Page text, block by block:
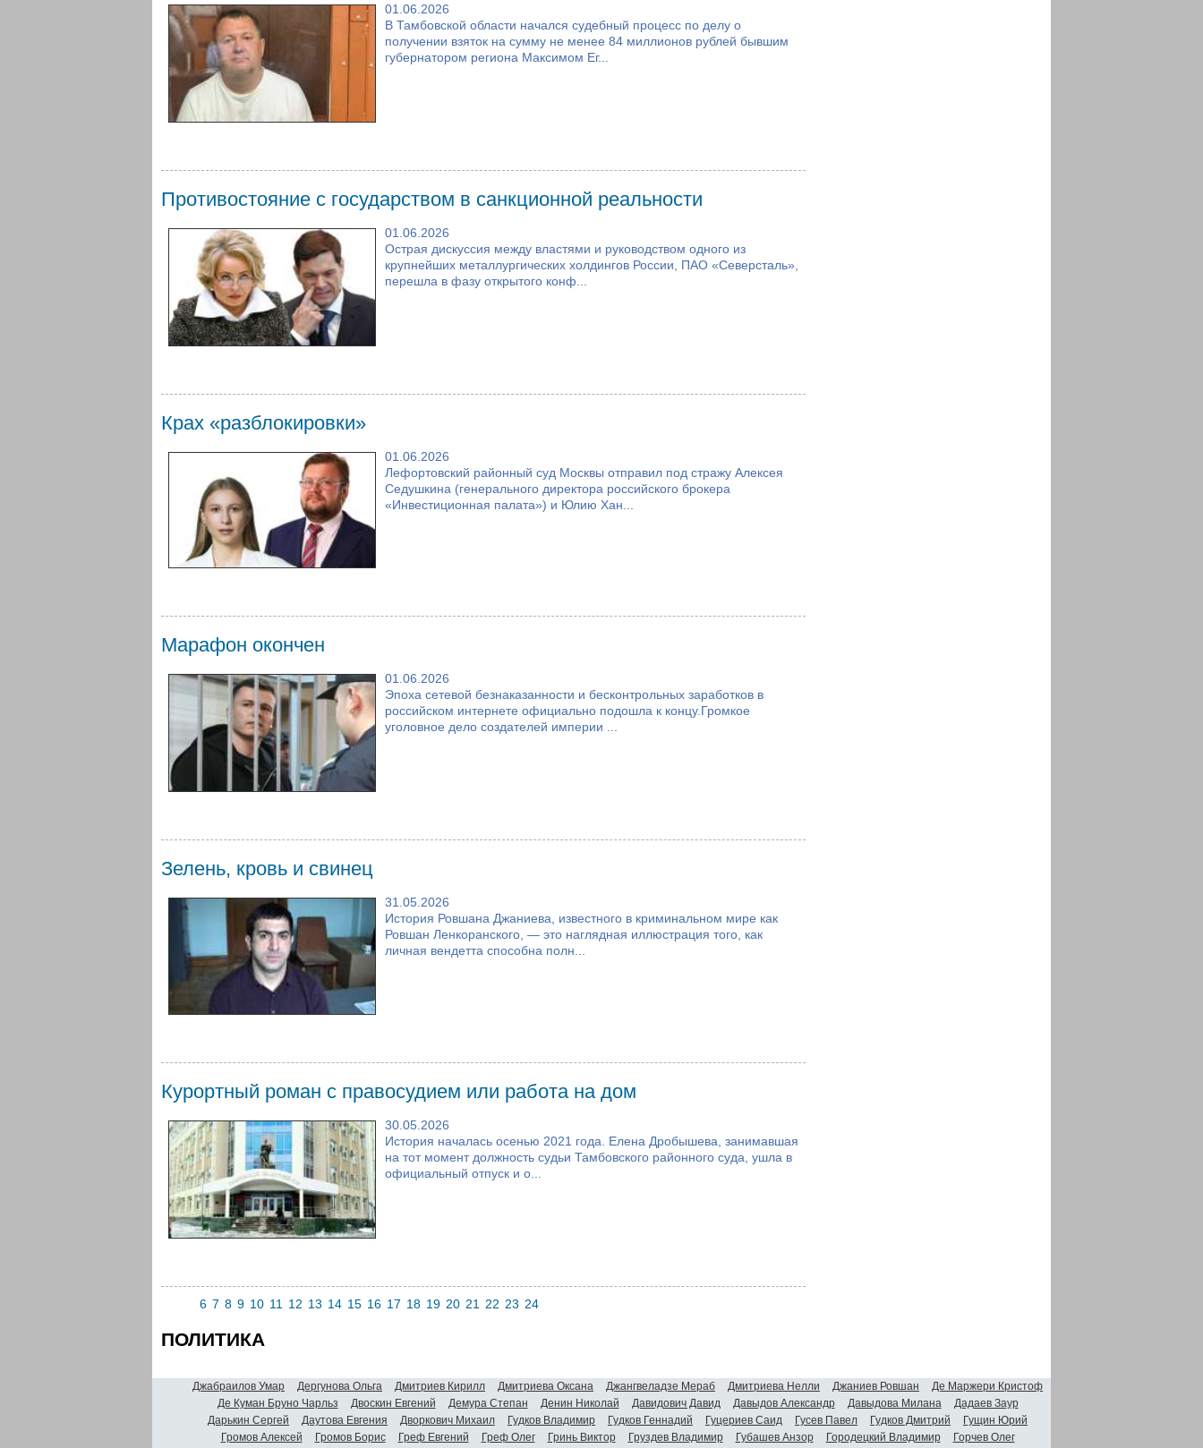
01.06.2026
В Тамбовской области начался судебный процесс по делу о
получении взяток на сумму не менее 84 миллионов рублей бывшим
губернатором региона Максимом Ег...
Противостояние с государством в санкционной реальности
01.06.2026
Острая дискуссия между властями и руководством одного из
крупнейших металлургических холдингов России, ПАО «Северсталь»,
перешла в фазу открытого конф...
Крах «разблокировки»
01.06.2026
Лефортовский районный суд Москвы отправил под стражу Алексея
Седушкина (генерального директора российского брокера
«Инвестиционная палата») и Юлию Хан...
Марафон окончен
01.06.2026
Эпоха сетевой безнаказанности и бесконтрольных заработков в
российском интернете официально подошла к концу.Громкое
уголовное дело создателей империи ...
Зелень, кровь и свинец
31.05.2026
История Ровшана Джаниева, известного в криминальном мире как
Ровшан Ленкоранского, — это наглядная иллюстрация того, как
личная вендетта способна полн...
Курортный роман с правосудием или работа на дом
30.05.2026
История началась осенью 2021 года. Елена Дробышева, занимавшая
на тот момент должность судьи Тамбовского районного суда, ушла в
официальный отпуск и о...
6 7 8 9 10 11 12 13 14 15 16 17 18 19 20 21 22 23 24
ПОЛИТИКА
Джабраилов Умар Дергунова Ольга Дмитриев Кирилл Дмитриева Оксана Джангвеладзе Мераб Дмитриева Нелли Джаниев Ровшан
Де Маржери Кристоф
Де Куман Бруно Чарльз
Двоскин Евгений Демура Степан Денин Николай Давидович Давид Давыдов Александр Давыдова Милана
Дадаев Заур
Дарькин Сергей
Даутова Евгения Дворкович Михаил Гудков Владимир Гудков Геннадий Гуцериев Саид Гусев Павел Гудков Дмитрий
Гущин Юрий
Громов Алексей
Громов Борис Греф Евгений Греф Олег Гринь Виктор Груздев Владимир Губашев Анзор Городецкий Владимир
Горчев Олег